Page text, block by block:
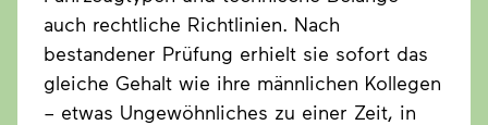
auch rechtliche Richtlinien. Nach
bestandener Prüfung erhielt sie sofort das
gleiche Gehalt wie ihre männlichen Kollegen
– etwas Ungewöhnliches zu einer Zeit, in